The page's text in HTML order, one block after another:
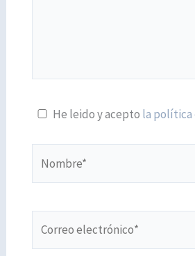
He leido y acepto la política
electrónico*